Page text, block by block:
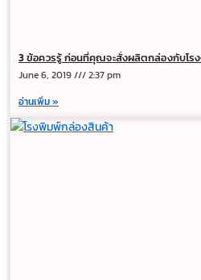
3 ข้อควรรู้ ก่อนที่คุณจะสั่งผลิตกล่องกับโร
June 6, 2019
2:37 pm
อ่านเพิ่ม »